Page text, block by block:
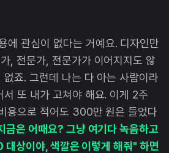
에 관심이 없다는 거예요. 디자인만
, 전문가, 전문가가 이어지지도 않
죠. 그런데 나는 다 아는 사람이라
또 내가 고쳐야 해요. 이게 2주
용으로 적어도 300만 원은 들었다
금은 어때요? 그냥 여기다 녹음하고
상이야, 색깔은 이렇게 해줘" 하면